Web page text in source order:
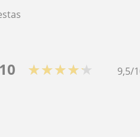
★★★★★ 9,5/